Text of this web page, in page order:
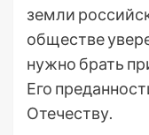
земли
обществе
нужно брать
Его
Отечеству.